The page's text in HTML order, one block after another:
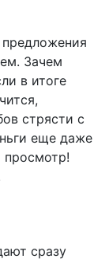
Зачем
в итоге
стрясти с
еще даже
просмотр!
сразу